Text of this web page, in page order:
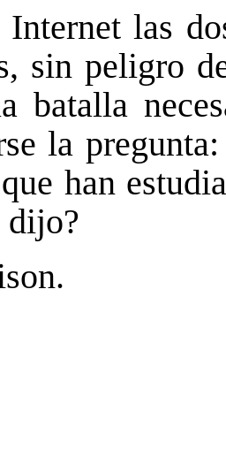
Internet las
sin peligro
batalla
la
han
dijo?